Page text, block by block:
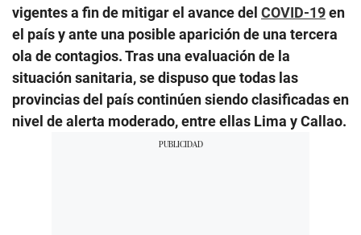
vigentes a fin de mitigar el avance del COVID-19en
el país y ante una posible aparición de una tercera
ola de contagios. Tras una evaluación de la
situación sanitaria, se dispuso que todas las
provincias del país continúen siendo clasificadas en
nivel de alerta moderado, entre ellas Lima y Callao.